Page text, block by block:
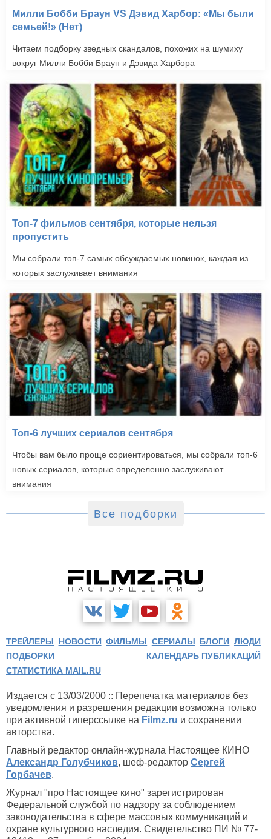
Милли Бобби Браун VS Дэвид Харбор: «Мы были
семьей!» (Нет)
Читаем подборку зведных скандалов, похожих на шумиху
вокруг Милли Бобби Браун и Дэвида Харбора
Топ-7 фильмов сентября, которые нельзя
пропустить
Мы собрали топ-7 самых обсуждаемых новинок, каждая из
которых заслуживает внимания
Топ-6 лучших сериалов сентября
Чтобы вам было проще сориентироваться, мы собрали топ-6
новых сериалов, которые определенно заслуживают
внимания
Все подборки
ТРЕЙЛЕРЫ НОВОСТИ ФИЛЬМЫ СЕРИАЛЫ БЛОГИ ЛЮДИ
ПОДБОРКИ
КАЛЕНДАРЬ ПУБЛИКАЦИЙ
СТАТИСТИКА MAIL.RU
Издается с 13/03/2000 :: Перепечатка материалов без
уведомления и разрешения редакции возможна только
при активной гиперссылке на Filmz.ru и сохранении
авторства.
Главный редактор онлайн-журнала Настоящее КИНО
Александр Голубчиков, шеф-редактор Сергей
Горбачев.
Журнал "про Настоящее кино" зарегистрирован
Федеральной службой по надзору за соблюдением
законодательства в сфере массовых коммуникаций и
охране культурного наследия. Свидетельство ПИ № 77-